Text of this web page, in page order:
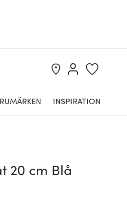
INSPIRATION
20 cm Blå